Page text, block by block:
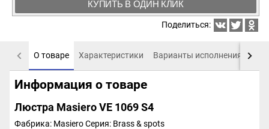
КУПИТЬ В ОДИН КЛИК
Поделиться:
О товаре Характеристики Варианты исполнения
Информация о товаре
Люстра Masiero VE 1069 S4
Фабрика: MasieroСерия: Brass & spots